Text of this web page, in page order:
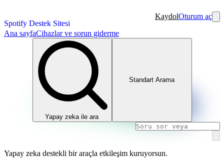
Spotify Destek Sitesi
KaydolOturum aç
Ana sayfaCihazlar ve sorun giderme
Yapay zeka ile ara
Standart Arama
Yapay zeka destekli bir araçla etkileşim kuruyorsun.